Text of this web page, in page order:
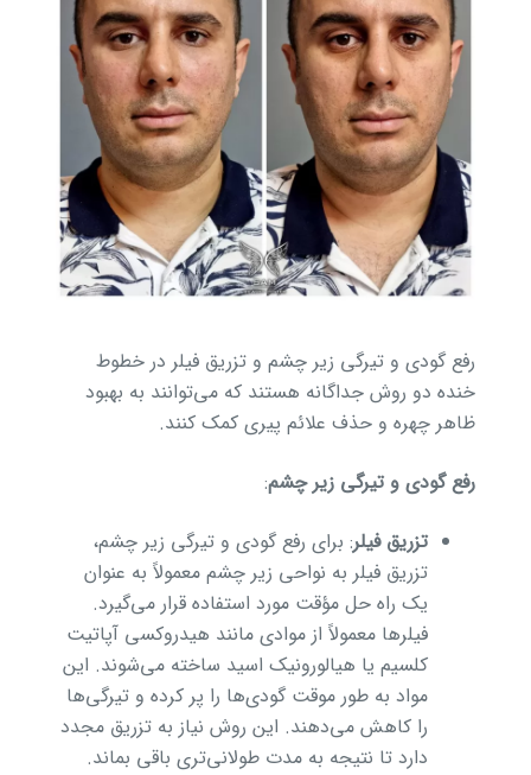
رفع گودی و تیرگی زیر چشم و تزریق فیلر در خطوط
خنده دو روش جداگانه هستند که می‌توانند به بهبود
ظاهر چهره و حذف علائم پیری کمک کنند.
رفع گودی و تیرگی زیر چشم:
تزریق فیلر: برای رفع گودی و تیرگی زیر چشم،
تزریق فیلر به نواحی زیر چشم معمولاً به عنوان
یک راه حل مؤقت مورد استفاده قرار می‌گیرد.
فیلرها معمولاً از موادی مانند هیدروکسی‌ آپاتیت
کلسیم یا هیالورونیک اسید ساخته می‌شوند. این
مواد به طور موقت گودی‌ها را پر کرده و تیرگی‌ها
را کاهش می‌دهند. این روش نیاز به تزریق مجدد
دارد تا نتیجه به مدت طولانی‌تری باقی بماند.